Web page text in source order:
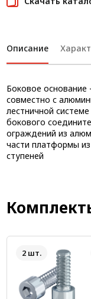
Описание
Боковое основание
совместно с
лестничной
бокового
ограждений из
части платформы
ступеней
2 шт.